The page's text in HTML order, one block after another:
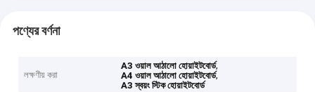
পণ্যের বর্ণনা
লক্ষণীয় করা
A3 ওয়াল আঠালো হোয়াইটবোর্ড,
A4 ওয়াল আঠালো হোয়াইটবোর্ড,
A3 স্বয়ং স্টিক হোয়াইটবোর্ড